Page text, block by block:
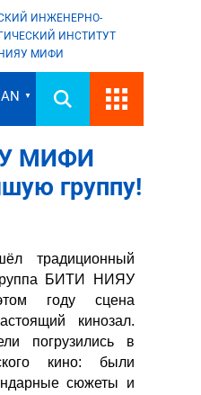
ИНЖЕНЕРНО-
ИНСТИТУТ
МИФИ
▼
МИФИ
группу!
традиционный
БИТИ НИЯУ
году сцена
кинозал.
погрузились в
кино: были
сюжеты и